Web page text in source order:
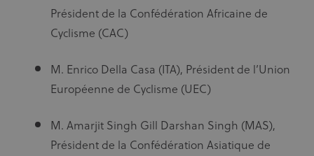
Président de la Confédération Africaine de
Cyclisme (CAC)
M. Enrico Della Casa (ITA), Président de l’Union
Européenne de Cyclisme (UEC)
M. Amarjit Singh Gill Darshan Singh (MAS),
Président de la Confédération Asiatique de